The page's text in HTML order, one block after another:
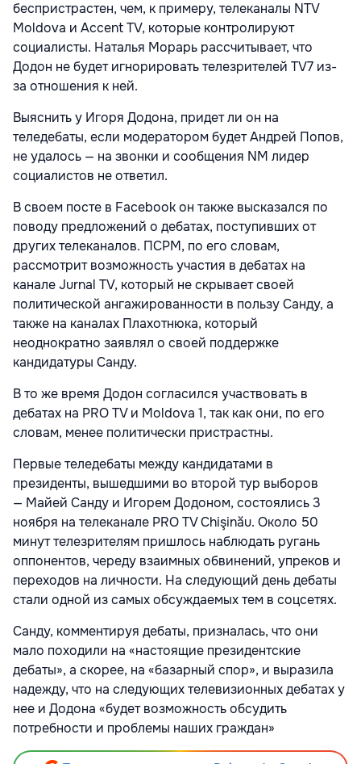
беспристрастен, чем, к примеру, телеканалы NTV
Moldova и Accent TV, которые контролируют
социалисты. Наталья Морарь рассчитывает, что
Додон не будет игнорировать телезрителей TV7 из-
за отношения к ней.
Выяснить у Игоря Додона, придет ли он на
теледебаты, если модератором будет Андрей Попов,
не удалось — на звонки и сообщения NM лидер
социалистов не ответил.
В своем посте в Facebook он также высказался по
поводу предложений о дебатах, поступивших от
других телеканалов. ПСРМ, по его словам,
рассмотрит возможность участия в дебатах на
канале Jurnal TV, который не скрывает своей
политической ангажированности в пользу Санду, а
также на каналах Плахотнюка, который
неоднократно заявлял о своей поддержке
кандидатуры Санду.
В то же время Додон согласился участвовать в
дебатах на PRO TV и Moldova 1, так как они, по его
словам, менее политически пристрастны.
Первые теледебаты между кандидатами в
президенты, вышедшими во второй тур выборов
— Майей Санду и Игорем Додоном, состоялись 3
ноября на телеканале PRO TV Chişinău. Около 50
минут телезрителям пришлось наблюдать ругань
оппонентов, череду взаимных обвинений, упреков и
переходов на личности. На следующий день дебаты
стали одной из самых обсуждаемых тем в соцсетях.
Санду, комментируя дебаты, призналась, что они
мало походили на «настоящие президентские
дебаты», а скорее, на «базарный спор», и выразила
надежду, что на следующих телевизионных дебатах у
нее и Додона «будет возможность обсудить
потребности и проблемы наших граждан»